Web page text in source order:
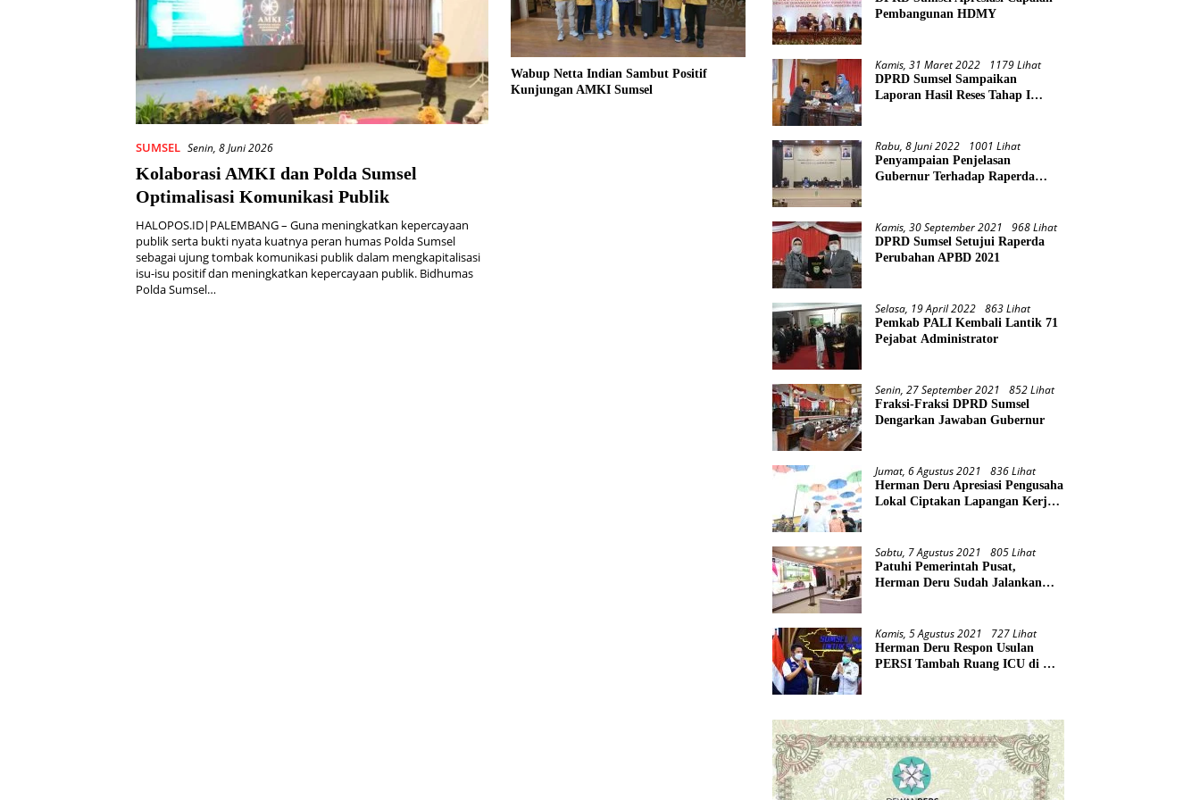
SUMSEL Senin, 8 Juni 2026
Kolaborasi AMKI dan Polda Sumsel
Optimalisasi Komunikasi Publik
HALOPOS.ID|PALEMBANG – Guna meningkatkan kepercayaan
publik serta bukti nyata kuatnya peran humas Polda Sumsel
sebagai ujung tombak komunikasi publik dalam mengkapitalisasi
isu-isu positif dan meningkatkan kepercayaan publik. Bidhumas
Polda Sumsel…
Wabup Netta Indian Sambut Positif
Kunjungan AMKI Sumsel
Pembangunan HDMY
Kamis, 31 Maret 2022 1179 Lihat
DPRD Sumsel Sampaikan
Laporan Hasil Reses Tahap I
Rabu, 8 Juni 2022 1001 Lihat
Penyampaian Penjelasan
Gubernur Terhadap Raperda
Kamis, 30 September 2021 968 Lihat
DPRD Sumsel Setujui Raperda
Perubahan APBD 2021
Selasa, 19 April 2022 863 Lihat
Pemkab PALI Kembali Lantik 71
Pejabat Administrator
Senin, 27 September 2021 852 Lihat
Fraksi-Fraksi DPRD Sumsel
Dengarkan Jawaban Gubernur
Jumat, 6 Agustus 2021 836 Lihat
Herman Deru Apresiasi Pengusaha
Lokal Ciptakan Lapangan Kerja
Sabtu, 7 Agustus 2021 805 Lihat
Patuhi Pemerintah Pusat,
Herman Deru Sudah Jalankan
Kamis, 5 Agustus 2021 727 Lihat
Herman Deru Respon Usulan
PERSI Tambah Ruang ICU di RS